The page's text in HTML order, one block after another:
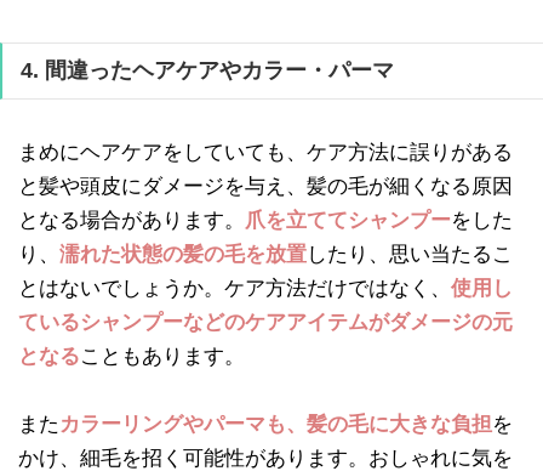
4. 間違ったヘアケアやカラー・パーマ
まめにヘアケアをしていても、ケア方法に誤りがある
と髪や頭皮にダメージを与え、髪の毛が細くなる原因
となる場合があります。 爪を立ててシャンプーをした
り、 濡れた状態の髪の毛を放置したり、思い当たるこ
とはないでしょうか。ケア方法だけではなく、 使用し
ているシャンプーなどのケアアイテムがダメージの元
となることもあります。
また カラーリングやパーマも、髪の毛に大きな負担を
かけ、細毛を招く可能性があります。おしゃれに気を